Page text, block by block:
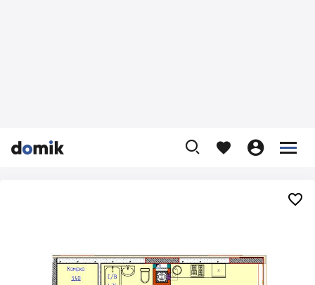


    


